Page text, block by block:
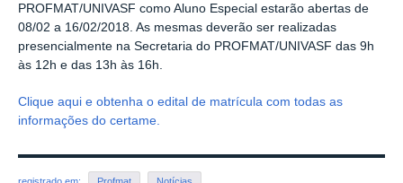
PROFMAT/UNIVASF como Aluno Especial estarão abertas de
08/02 a 16/02/2018. As mesmas deverão ser realizadas
presencialmente na Secretaria do PROFMAT/UNIVASF das 9h
às 12h e das 13h às 16h.
Clique aqui e obtenha o edital de matrícula com todas as
informações do certame.